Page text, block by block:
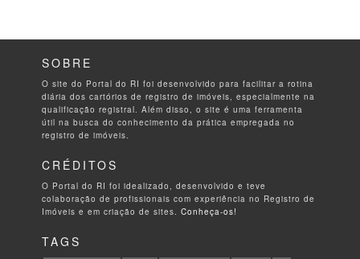
SOBRE
O site do Portal do RI foi desenvolvido para facilitar a rotina
diária dos cartórios de registro de imóveis, especialmente na
qualificação registral. Além disso, o site é uma ferramenta
útil na busca do conhecimento da prática empregada no
registro de imóveis.
CRÉDITOS
O Portal do RI foi idealizado, desenvolvido e teve
colaboração de profissionais com experiência no Registro de
Imóveis e em criação de sites.Conheça-os!
TAGS